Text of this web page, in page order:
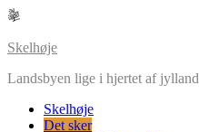
Skip
content
Skelhøje
Landsbyen lige i hjertet af jylland
Skelhøje
Det sker